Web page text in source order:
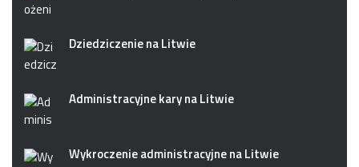
Dziedziczenie na Litwie
Administracyjne kary na Litwie
Wykroczenie administracyjne na Litwie